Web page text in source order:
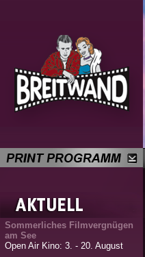
Sommerliches Filmvergnügen
am See
Open Air Kino: 3. - 20. August